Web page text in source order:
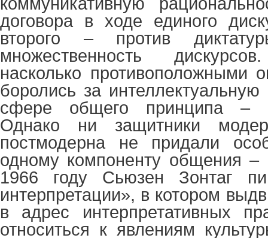
договора в ходе единого
второго – против
множественность
насколько противоположными
боролись за
сфере общего принципа –
Однако ни защитники
постмодерна не придали
одному компоненту общения –
1966 году Сьюзен Зонтаг
интерпретации», в котором
в адрес интерпретативных
относиться к явлениям